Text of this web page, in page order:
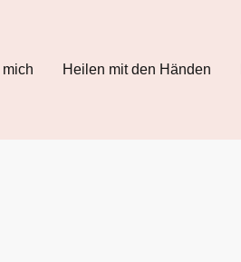
Heilen mit den Händen